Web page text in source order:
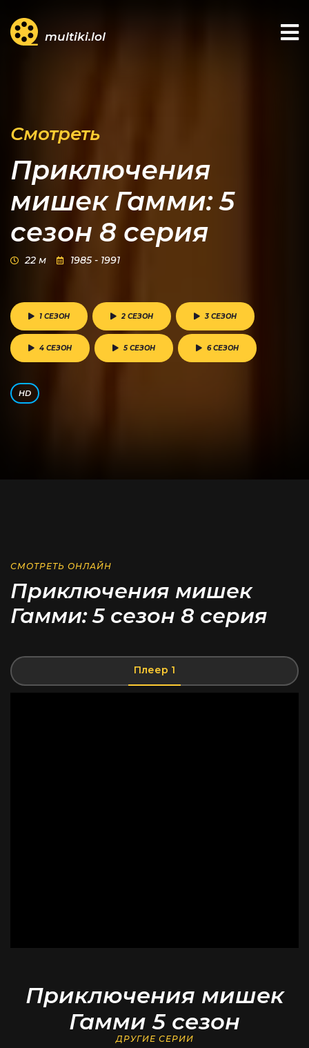
multiki.lol
Смотреть
Приключения
мишек Гамми: 5
сезон 8 серия
22 м 1985 - 1991
HD
1 СЕЗОН 2 СЕЗОН 3 СЕЗОН
4 СЕЗОН 5 СЕЗОН 6 СЕЗОН
СМОТРЕТЬ ОНЛАЙН
Приключения мишек
Гамми: 5 сезон 8 серия
Плеер 1
Приключения мишек
Гамми 5 сезон
ДРУГИЕ СЕРИИ